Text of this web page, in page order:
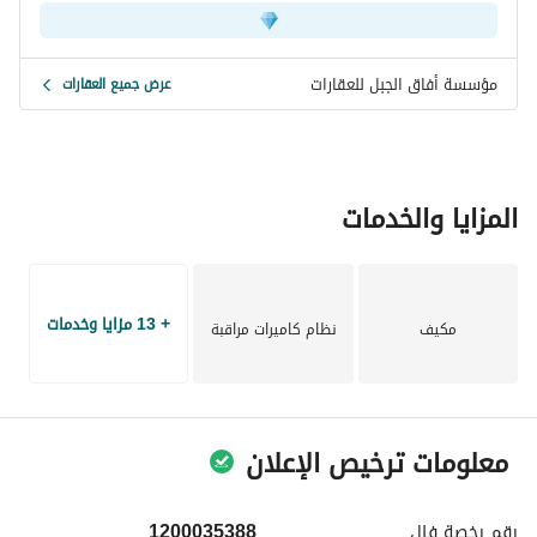
مؤسسة أفاق الجبل للعقارات عرض جميع العقارات
المزايا والخدمات
مكيف نظام كاميرات مراقبة + 13 مزايا وخدمات
معلومات ترخيص الإعلان